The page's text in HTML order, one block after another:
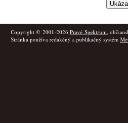
Copyright © 2001-2026 Pravé Spektrum,
Stránka používa redakčný a publikačný systém